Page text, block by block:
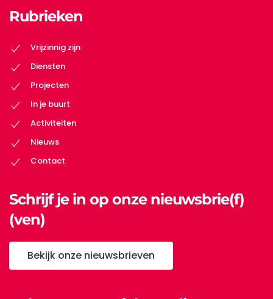
Rubrieken
Vrijzinnig zijn
Diensten
Projecten
In je buurt
Activiteiten
Nieuws
Contact
Schrijf je in op onze nieuwsbrie(f)
(ven)
Bekijk onze nieuwsbrieven